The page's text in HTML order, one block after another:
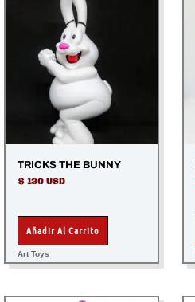
TRICKS THE BUNNY
$ 130 USD
Añadir Al Carrito
Art Toys